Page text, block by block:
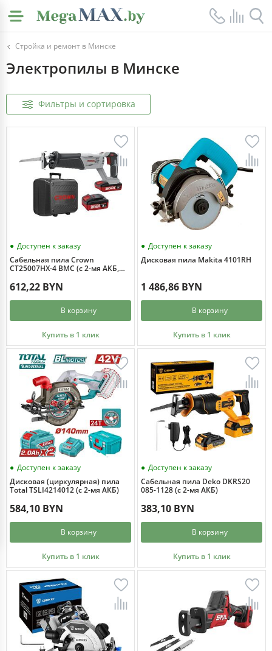
Стройка и ремонт в Минске
Электропилы в Минске
Фильтры и сортировка
Доступен к заказу
Сабельная пила Crown
CT25007HX-4 BMC (с 2-мя АКБ,
612,22 BYN
В корзину
Купить в 1 клик
Доступен к заказу
Дисковая пила Makita 4101RH
1 486,86 BYN
В корзину
Купить в 1 клик
Доступен к заказу
Дисковая (циркулярная) пила
Total TSLI4214012 (с 2-мя АКБ)
584,10 BYN
В корзину
Купить в 1 клик
Доступен к заказу
Сабельная пила Deko DKRS20
085-1128 (с 2-мя АКБ)
383,10 BYN
В корзину
Купить в 1 клик